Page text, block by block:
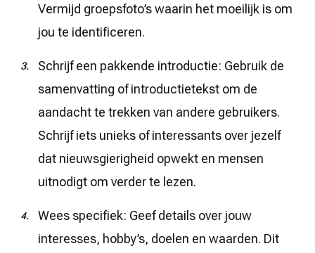
Vermijd groepsfoto’s waarin het moeilijk is om
jou te identificeren.
Schrijf een pakkende introductie: Gebruik de
samenvatting of introductietekst om de
aandacht te trekken van andere gebruikers.
Schrijf iets unieks of interessants over jezelf
dat nieuwsgierigheid opwekt en mensen
uitnodigt om verder te lezen.
Wees specifiek: Geef details over jouw
interesses, hobby’s, doelen en waarden. Dit